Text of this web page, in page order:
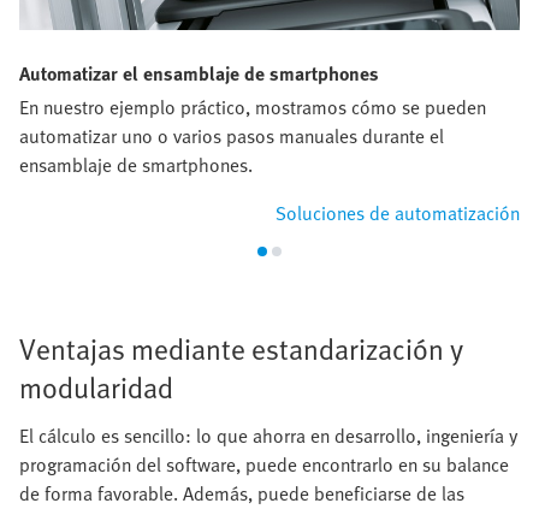
Automatizar el ensamblaje de smartphones
En nuestro ejemplo práctico, mostramos cómo se pueden
automatizar uno o varios pasos manuales durante el
ensamblaje de smartphones.
Soluciones de automatización
Ventajas mediante estandarización y
modularidad
El cálculo es sencillo: lo que ahorra en desarrollo, ingeniería y
programación del software, puede encontrarlo en su balance
de forma favorable. Además, puede beneficiarse de las